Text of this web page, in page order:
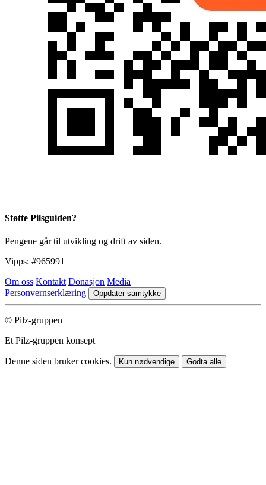
Støtte Pilsguiden?
Pengene går til utvikling og drift av siden.
Vipps: #965991
Om oss Kontakt Donasjon Media
Personvernserklæring
Oppdater samtykke
© Pilz-gruppen
Et Pilz-gruppen konsept
Denne siden bruker cookies. Kun nødvendige Godta alle